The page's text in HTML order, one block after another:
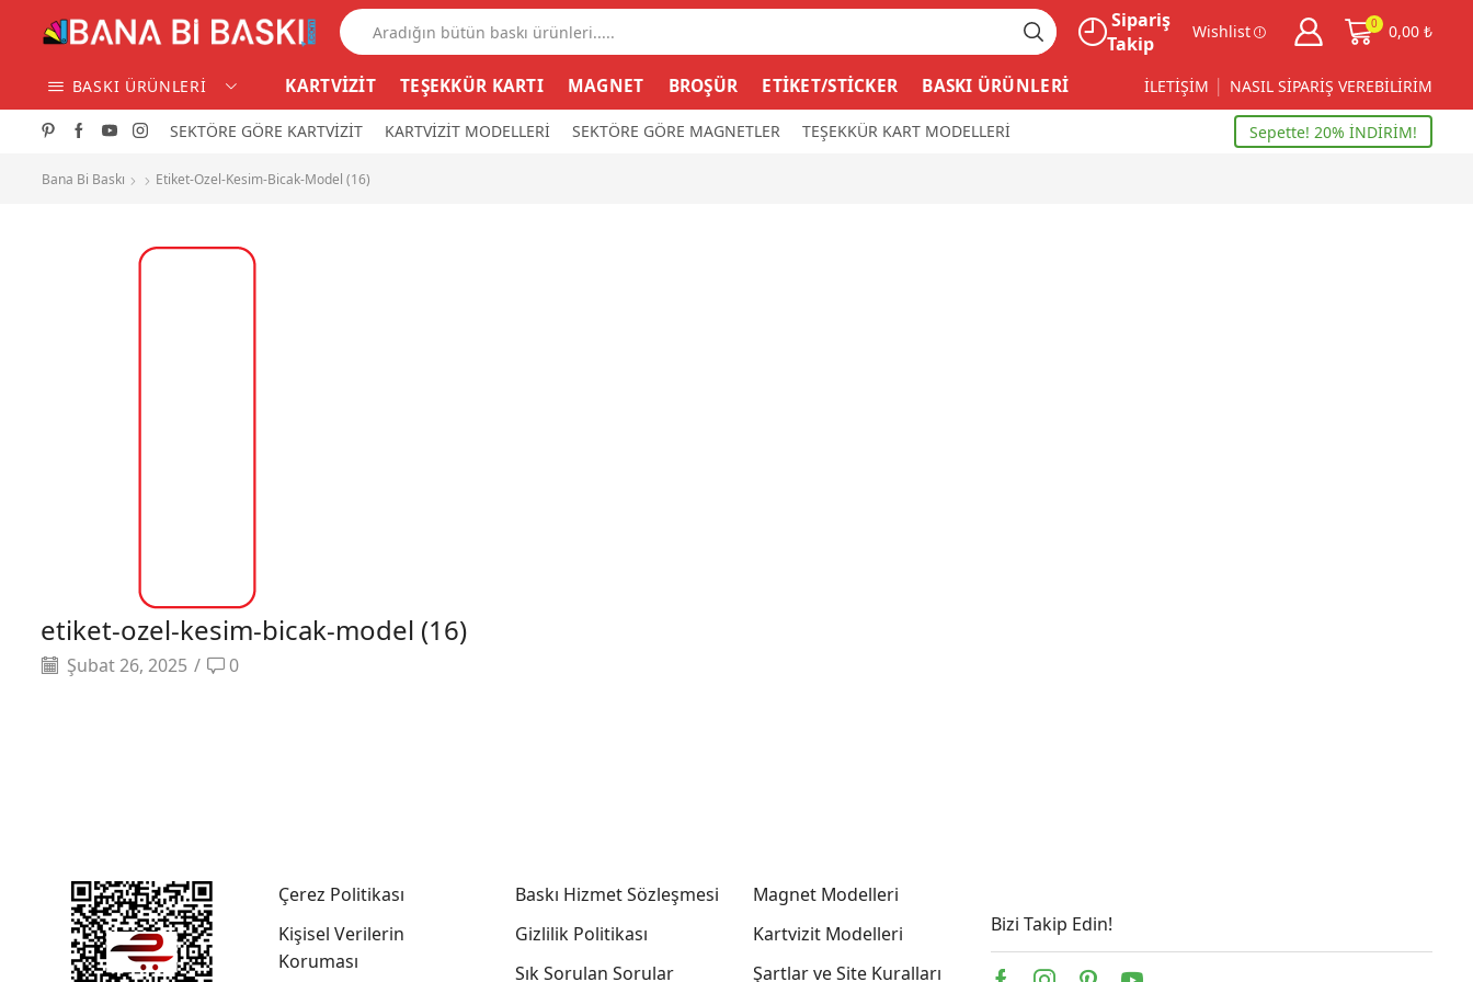
Sipariş
Takip
Wishlist 0 0,00 ₺
BASKI ÜRÜNLERİ KARTVİZİT TEŞEKKÜR KARTI MAGNET BROŞÜR ETİKET/STİCKER BASKI ÜRÜNLERİ İLETİŞİM NASIL SİPARİŞ VEREBİLİRİM
SEKTÖRE GÖRE KARTVİZİT KARTVİZİT MODELLERİ SEKTÖRE GÖRE MAGNETLER TEŞEKKÜR KART MODELLERİ Sepette! 20% İNDİRİM!
Bana Bi Baskı Etiket-Ozel-Kesim-Bicak-Model (16)
etiket-ozel-kesim-bicak-model (16)
Şubat 26, 2025 / 0
Çerez Politikası
Kişisel Verilerin
Koruması
Baskı Hizmet Sözleşmesi
Gizlilik Politikası
Sık Sorulan Sorular
Magnet Modelleri
Kartvizit Modelleri
Şartlar ve Site Kuralları
Bizi Takip Edin!